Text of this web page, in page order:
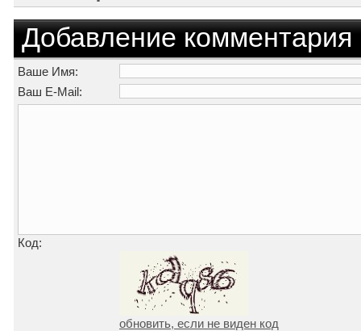
Добавление комментария
Ваше Имя:
Ваш E-Mail:
Код:
обновить, если не виден код